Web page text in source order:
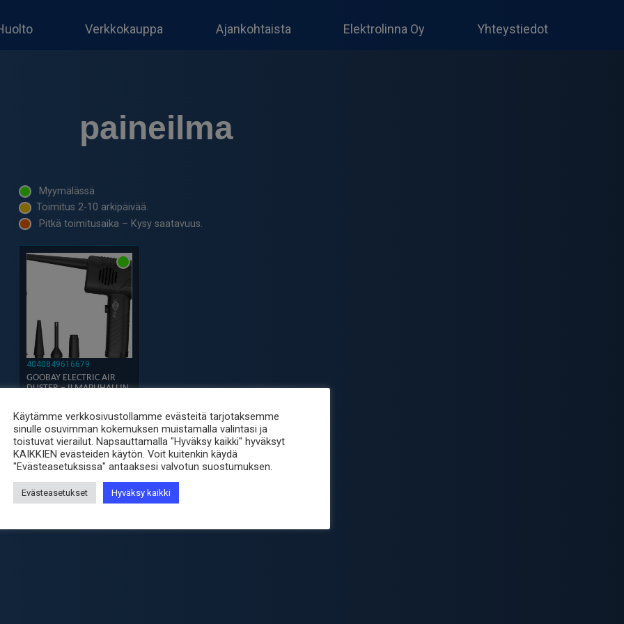
Verkkokauppa Ajankohtaista Elektrolinna Oy Yhteystiedot
paineilma
Myymälässä
Toimitus 2-10 arkipäivää.
Pitkä toimitusaika – Kysy saatavuus.
4040849616679
GOOBAY ELECTRIC AIR
DUSTER – ILMAPUHALLIN
-
Goobay
Electric
Air
Duster
-
+
Käytämme verkkosivustollamme evästeitä tarjotaksemme
sinulle osuvimman kokemuksen muistamalla valintasi ja
toistuvat vierailut. Napsauttamalla "Hyväksy kaikki" hyväksyt
KAIKKIEN evästeiden käytön. Voit kuitenkin käydä
"Evästeasetuksissa" antaaksesi valvotun suostumuksen.
Evästeasetukset Hyväksy kaikki